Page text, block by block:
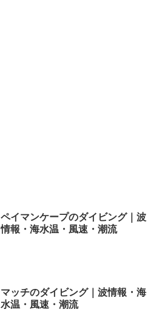
ペイマンケープのダイビング｜波
情報・海水温・風速・潮流
マッチのダイビング｜波情報・海
水温・風速・潮流